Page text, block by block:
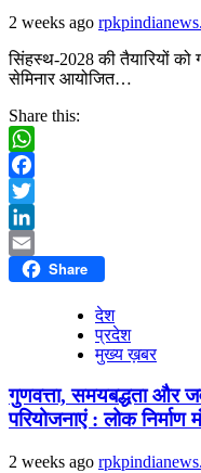
2 weeks ago
सिंहस्थ-2028 की तैयारियों को
सेमिनार आयोजित…
Share this:
WhatsApp
Facebook
Twitter
LinkedIn
Email Share
देश
प्रदेश
मुख्य ख़बर
गुणवत्ता, समयबद्धता और
परियोजनाएं : लोक निर्माण
2 weeks ago